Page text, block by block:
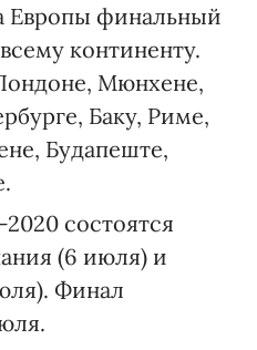
Европы финальный
континенту.
Мюнхене,
Баку, Риме,
Будапеште,
состоятся
(6 июля) и
Финал